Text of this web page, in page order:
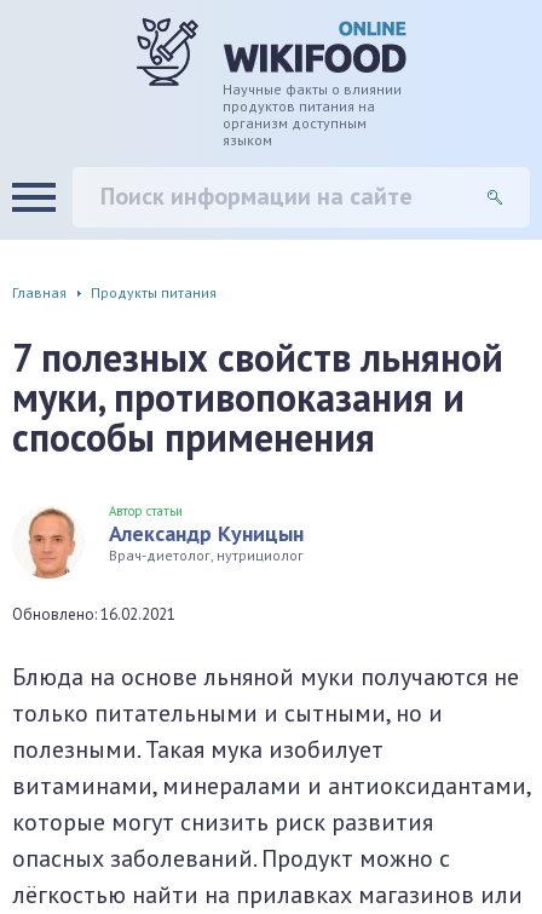
Научные факты о влиянии
продуктов питания на
организм доступным
языком
Главная Продукты питания
7 полезных свойств льняной
муки, противопоказания и
способы применения
Автор статьи
Александр Куницын
Врач-диетолог, нутрициолог
Обновлено: 16.02.2021
Блюда на основе льняной муки получаются не
только питательными и сытными, но и
полезными. Такая мука изобилует
витаминами, минералами и антиоксидантами,
которые могут снизить риск развития
опасных заболеваний. Продукт можно с
лёгкостью найти на прилавках магазинов или
ЖКТ
система
система
суставы, мышцы
сужение сосудов
от депрессии и